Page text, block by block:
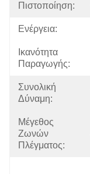
Πιστοποίηση:
Ενέργεια:
Ικανότητα
Παραγωγής:
Συνολική
Δύναμη:
Μέγεθος
Ζωνών
Πλέγματος: